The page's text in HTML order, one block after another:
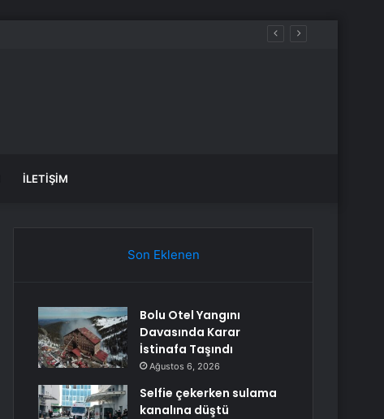
İLETIŞIM
Son Eklenen
Bolu Otel Yangını
Davasında Karar
İstinafa Taşındı
Ağustos 6, 2026
Selfie çekerken sulama
kanalına düştü